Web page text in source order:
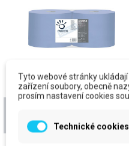
2vr.,360m, bal. 2ks
Tyto webové stránky
zařízení soubory, obecně
prosím nastavení cookies
Technické cookies